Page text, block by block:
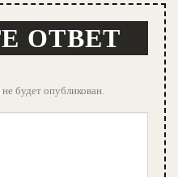
ОТВЕТ
будет опубликован.